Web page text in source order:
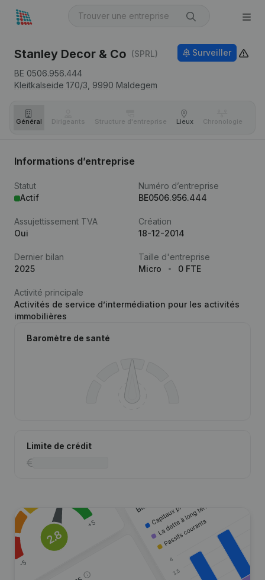
Stanley Decor & Co (SPRL)
BE 0506.956.444
Kleitkalseide 170/3, 9990 Maldegem
Surveiller
Général Dirigeants Structure d'entreprise Lieux Chronologie
Informations d’entreprise
Statut
Actif
Numéro d’entreprise
BE0506.956.444
Assujettissement TVA
Oui
Création
18-12-2014
Dernier bilan
2025
Taille d'entreprise
Micro
0 FTE
Activité principale
Activités de service d’intermédiation pour les activités
immobilières
Baromètre de santé
Limite de crédit